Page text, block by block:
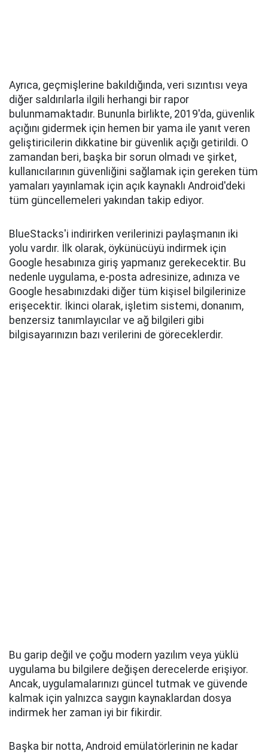
Ayrıca, geçmişlerine bakıldığında, veri sızıntısı veya
diğer saldırılarla ilgili herhangi bir rapor
bulunmamaktadır. Bununla birlikte, 2019'da, güvenlik
açığını gidermek için hemen bir yama ile yanıt veren
geliştiricilerin dikkatine bir güvenlik açığı getirildi. O
zamandan beri, başka bir sorun olmadı ve şirket,
kullanıcılarının güvenliğini sağlamak için gereken tüm
yamaları yayınlamak için açık kaynaklı Android'deki
tüm güncellemeleri yakından takip ediyor.
BlueStacks'i indirirken verilerinizi paylaşmanın iki
yolu vardır. İlk olarak, öykünücüyü indirmek için
Google hesabınıza giriş yapmanız gerekecektir. Bu
nedenle uygulama, e-posta adresinize, adınıza ve
Google hesabınızdaki diğer tüm kişisel bilgilerinize
erişecektir. İkinci olarak, işletim sistemi, donanım,
benzersiz tanımlayıcılar ve ağ bilgileri gibi
bilgisayarınızın bazı verilerini de göreceklerdir.
Bu garip değil ve çoğu modern yazılım veya yüklü
uygulama bu bilgilere değişen derecelerde erişiyor.
Ancak, uygulamalarınızı güncel tutmak ve güvende
kalmak için yalnızca saygın kaynaklardan dosya
indirmek her zaman iyi bir fikirdir.
Başka bir notta, Android emülatörlerinin ne kadar